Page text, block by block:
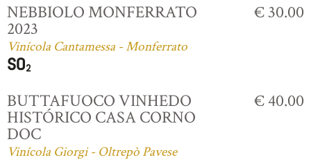
NEBBIOLO MONFERRATO
2023
Vinícola Cantamessa - Monferrato
€ 30.00
BUTTAFUOCO VINHEDO
HISTÓRICO CASA CORNO
DOC
Vinícola Giorgi - Oltrepò Pavese
€ 40.00